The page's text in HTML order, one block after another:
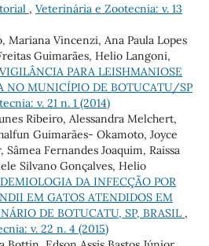
, Veterinária e Zootecnia: v. 13
Mariana Vincenzi, Ana Paula Lopes
Guimarães, Helio Langoni,
PARA LEISHMANIOSE
NO MUNICÍPIO DE BOTUCATU/SP
v. 21 n. 1 (2014)
Ribeiro, Alessandra Melchert,
Guimarães- Okamoto, Joyce
Fernandes Joaquim, Raissa
Silvano Gonçalves, Helio
DA INFECÇÃO POR
EM GATOS ATENDIDOS EM
DE BOTUCATU, SP, BRASIL ,
v. 22 n. 4 (2015)